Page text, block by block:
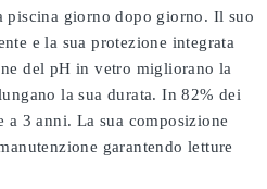
piscina giorno dopo giorno. Il suo
e la sua protezione integrata
del pH in vetro migliorano la
la sua durata. In 82% dei
a 3 anni. La sua composizione
garantendo letture